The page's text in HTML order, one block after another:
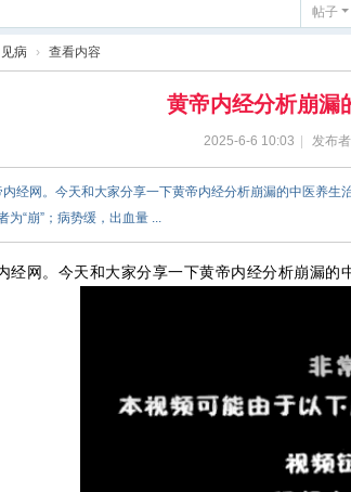
帖子
病 › 查看内容
黄帝内经分析崩漏
2025-6-6 10:03 发布
经网。今天和大家分享一下黄帝内经分析崩漏的中医养
为“崩”；病势缓，出血量 ...
经网。今天和大家分享一下黄帝内经分析崩漏的